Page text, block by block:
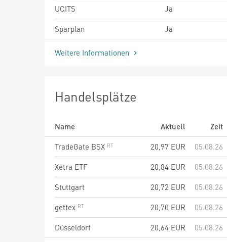
UCITS
Ja
Sparplan
Ja
Weitere Informationen
Handelsplätze
Name Aktuell
Zeit
TradeGate BSX
20,97 EUR
05.08.26
Xetra ETF
20,84 EUR
05.08.26
Stuttgart
20,72 EUR
05.08.26
gettex
20,70 EUR
05.08.26
Düsseldorf
20,64 EUR 05.08.26